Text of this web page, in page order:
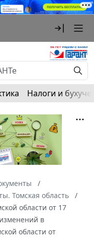
Налоги и
Томская область
области от 17
в
области от